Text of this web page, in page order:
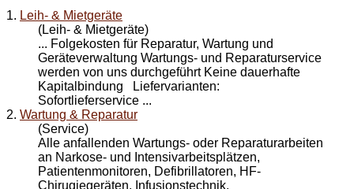
1. Leih- & Mietgeräte
(Leih- & Mietgeräte)
... Folgekosten für Reparatur, Wartung und
Geräteverwaltung Wartungs- und Reparaturservice
werden von uns durchgeführt Keine dauerhafte
Kapitalbindung Liefervarianten:
Sofortlieferservice ...
2. Wartung & Reparatur
(Service)
Alle anfallenden Wartungs- oder Reparaturarbeiten
an Narkose- und Intensivarbeitsplätzen,
Patientenmonitoren, Defibrillatoren, HF-
Chirugiegeräten, Infusionstechnik,